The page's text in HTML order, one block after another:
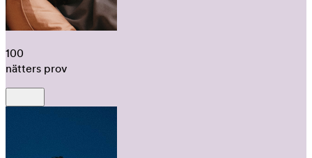
100
nätters prov